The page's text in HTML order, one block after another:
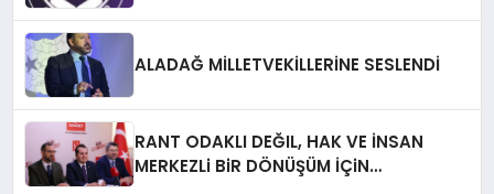
ALADAĞ MİLLETVEKİLLERİNE SESLENDİ
RANT ODAKLI DEĞIL, HAK VE İNSAN
MERKEZLi BiR DÖNÜŞÜM İÇiN